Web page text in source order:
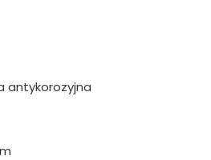
antykorozyjna